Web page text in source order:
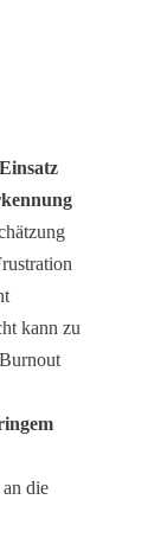
kann zu
die